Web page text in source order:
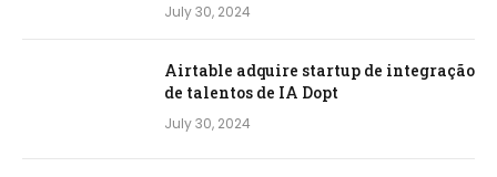
July 30, 2024
Airtable adquire startup de integração
de talentos de IA Dopt
July 30, 2024